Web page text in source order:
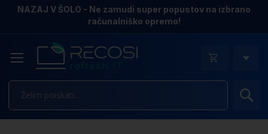
NAZAJ V ŠOLO - Ne zamudi super popustov na izbrano
računalniško opremo!